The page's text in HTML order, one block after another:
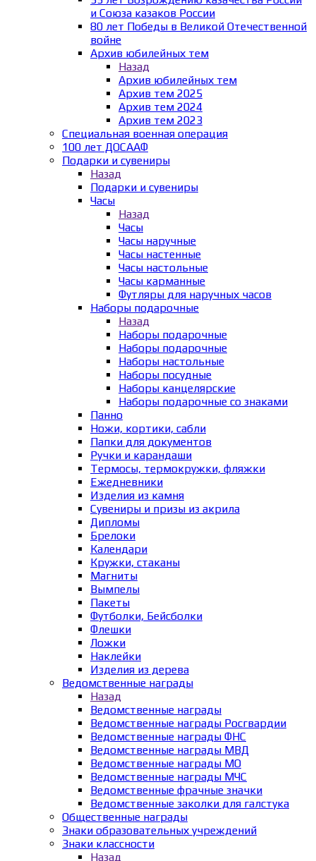
и Союза казаков России
80 лет Победы в Великой Отечественной
войне
Архив юбилейных тем
Назад
Архив юбилейных тем
Архив тем 2025
Архив тем 2024
Архив тем 2023
Специальная военная операция
100 лет ДОСААФ
Подарки и сувениры
Назад
Подарки и сувениры
Часы
Назад
Часы
Часы наручные
Часы настенные
Часы настольные
Часы карманные
Футляры для наручных часов
Наборы подарочные
Назад
Наборы подарочные
Наборы подарочные
Наборы настольные
Наборы посудные
Наборы канцелярские
Наборы подарочные со знаками
Панно
Ножи, кортики, сабли
Папки для документов
Ручки и карандаши
Термосы, термокружки, фляжки
Ежедневники
Изделия из камня
Сувениры и призы из акрила
Дипломы
Брелоки
Календари
Кружки, стаканы
Магниты
Вымпелы
Пакеты
Футболки, Бейсболки
Флешки
Ложки
Наклейки
Изделия из дерева
Ведомственные награды
Назад
Ведомственные награды
Ведомственные награды Росгвардии
Ведомственные награды ФНС
Ведомственные награды МВД
Ведомственные награды МО
Ведомственные награды МЧС
Ведомственные фрачные значки
Ведомственные заколки для галстука
Общественные награды
Знаки образовательных учреждений
Знаки классности
Назад